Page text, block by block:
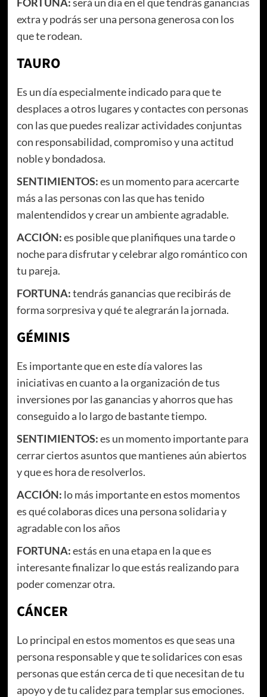
extra y podrás ser una persona generosa con los
que te rodean.
TAURO
Es un día especialmente indicado para que te
desplaces a otros lugares y contactes con personas
con las que puedes realizar actividades conjuntas
con responsabilidad, compromiso y una actitud
noble y bondadosa.
SENTIMIENTOS:es un momento para acercarte
más a las personas con las que has tenido
malentendidos y crear un ambiente agradable.
ACCIÓN:es posible que planifiques una tarde o
noche para disfrutar y celebrar algo romántico con
tu pareja.
FORTUNA:tendrás ganancias que recibirás de
forma sorpresiva y qué te alegrarán la jornada.
GÉMINIS
Es importante que en este día valores las
iniciativas en cuanto a la organización de tus
inversiones por las ganancias y ahorros que has
conseguido a lo largo de bastante tiempo.
SENTIMIENTOS:es un momento importante para
cerrar ciertos asuntos que mantienes aún abiertos
y que es hora de resolverlos.
ACCIÓN: lo más importante en estos momentos
es qué colaboras dices una persona solidaria y
agradable con los años
FORTUNA:estás en una etapa en la que es
interesante finalizar lo que estás realizando para
poder comenzar otra.
CÁNCER
Lo principal en estos momentos es que seas una
persona responsable y que te solidarices con esas
personas que están cerca de ti que necesitan de tu
apoyo y de tu calidez para templar sus emociones.